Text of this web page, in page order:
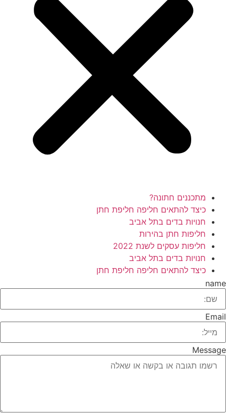
מתכננים חתונה?
כיצד להתאים חליפה חליפת חתן
חנויות בדים בתל אביב
חליפות חתן בהירות
חליפות עסקים לשנת 2022
חנויות בדים בתל אביב
כיצד להתאים חליפה חליפת חתן
name
Email
Message